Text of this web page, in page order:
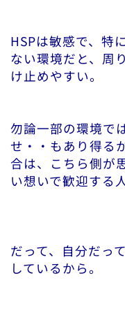
HSPは敏感で、特
ない環境だと、周
け止めやすい。
勿論一部の環境で
せ・・もあり得る
合は、こちら側が
い想いで歓迎する
だって、自分だっ
しているから。